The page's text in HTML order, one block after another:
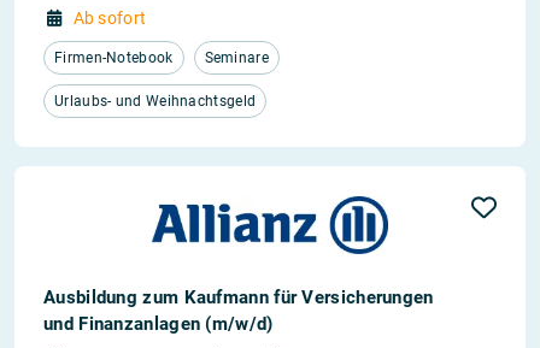
Ab sofort
Firmen-Notebook Seminare
Urlaubs- und Weihnachtsgeld
Ausbildung zum Kaufmann für Versicherungen
und Finanzanlagen (m/w/d)